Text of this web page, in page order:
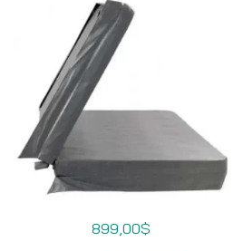
899,00$